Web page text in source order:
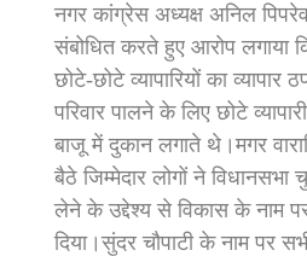
नगर कांग्रेस अध्यक्ष अनिल
संबोधित करते हुए आरोप लगाया
छोटे-छोटे व्यापारियों का व्यापार
परिवार पालने के लिए छोटे
बाजू में दुकान लगाते थे।मगर
बैठे जिम्मेदार लोगों ने विधानसभा
लेने के उद्देश्य से विकास के नाम
दिया।सुंदर चौपाटी के नाम पर